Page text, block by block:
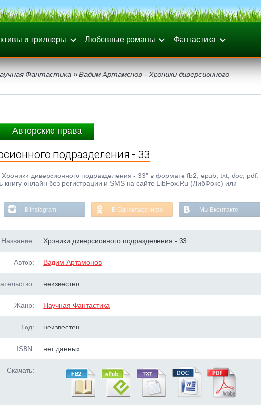
и триллеры Любовные романы Фантастика
Фантастика » Вадим Артамонов - Хроники диверсионного
Авторские права
подразделения - 33
диверсионного подразделения - 33" в формате fb2, epub, txt, doc, pdf.
онлайн без регистрации и SMS на сайте LibFox.Ru (ЛибФокс) или
В Instagram В Одноклассниках Мы Вконтакте
Название: Хроники диверсионного подразделения - 33
Автор: Вадим Артамонов
неизвестно
Жанр: Научная Фантастика
Год: неизвестен
ISBN: нет данных
Скачать: